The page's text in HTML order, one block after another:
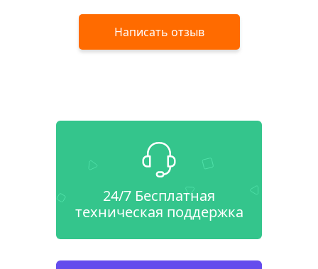
Написать отзыв
24/7 Бесплатная
техническая поддержка